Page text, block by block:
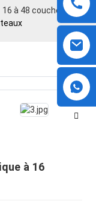
16 à 48 couches
à 16